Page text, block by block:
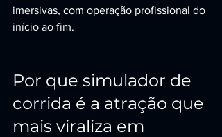
imersivas, com operação profissional do
início ao fim.
Por que simulador de
corrida é a atração que
mais viraliza em